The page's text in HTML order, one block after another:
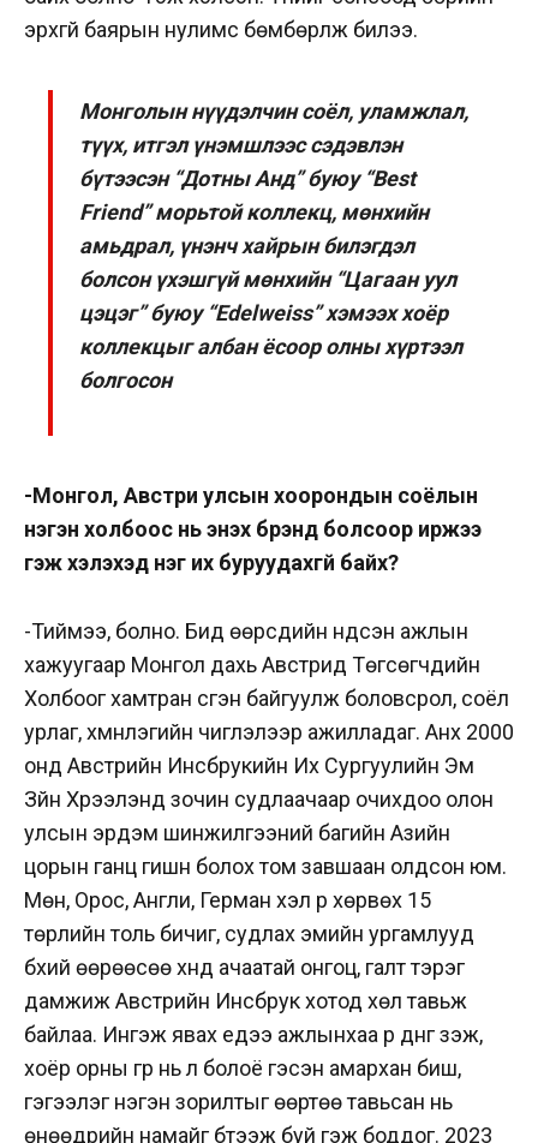
эрхгүй баярын нулимс бөмбөрүүлж билээ.
Монголын нүүдэлчин соёл, уламжлал,
түүх, итгэл үнэмшлээс сэдэвлэн
бүтээсэн “Дотны Анд” буюу “Best
Friend” морьтой коллекц, мөнхийн
амьдрал, үнэнч хайрын билэгдэл
болсон үхэшгүй мөнхийн “Цагаан уул
цэцэг” буюу “Edelweiss” хэмээх хоёр
коллекцыг албан ёсоор олны хүртээл
болгосон
-Монгол, Австри улсын хоорондын соёлын
нэгэн холбоос нь энэхүү брэнд болсоор иржээ
гэж хэлэхэд нэг их буруудахгүй байх?
-Тиймээ, болно. Бид өөрсдийн үндсэн ажлын
хажуугаар Монгол дахь Австрид Төгсөгчдийн
Холбоог хамтран үүсгэн байгуулж боловсрол, соёл
урлаг, хүмүүнлэгийн чиглэлээр ажилладаг. Анх 2000
онд Австрийн Инсбрукийн Их Сургуулийн Эм
Зүйн Хүрээлэнд зочин судлаачаар очихдоо oлон
улсын эрдэм шинжилгээний багийн Азийн
цорын ганц гишүүн болох том завшаан олдсон юм.
Мөн, Орос, Англи, Герман хэл рүү хөрвөх 15
төрлийн толь бичиг, судлах эмийн ургамлууд
бүхий өөрөөсөө хүнд ачаатай онгоц, галт тэрэг
дамжиж Австрийн Инсбрук хотод хөл тавьж
байлаа. Ингэж явах үедээ ажлынхаа үр дүнг үзэж,
хоёр орны гүүр нь л болоё гэсэн амархан биш,
гэгээлэг нэгэн зорилтыг өөртөө тавьсан нь
өнөөдрийн намайг бүтээж буй гэж боддог. 2023